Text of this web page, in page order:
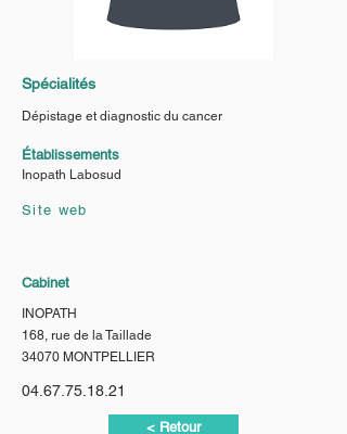
Spécialités
Dépistage et diagnostic du cancer
Établissements
Inopath Labosud
Site web
Cabinet
INOPATH
168, rue de la Taillade
34070 MONTPELLIER
04.67.75.18.21
< Retour